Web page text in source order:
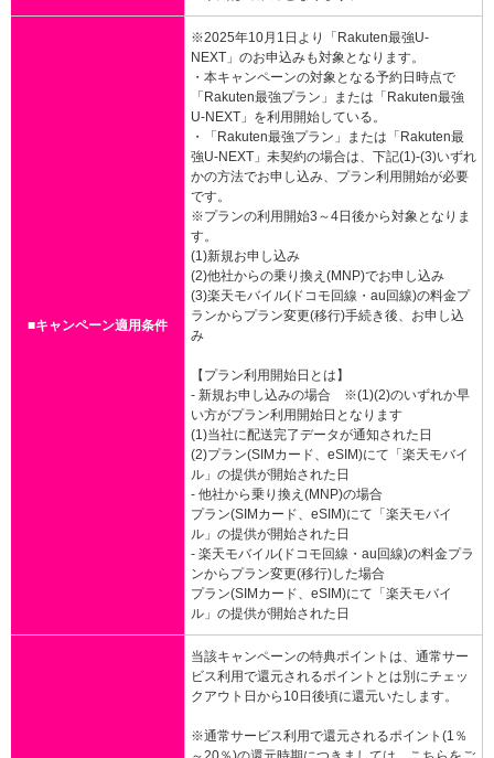
■キャンペーン適用条件
※2025年10月1日より「Rakuten最強U-
NEXT」のお申込みも対象となります。
・本キャンペーンの対象となる予約日時点で
「Rakuten最強プラン」または「Rakuten最強
U-NEXT」を利用開始している。
・「Rakuten最強プラン」または「Rakuten最
強U-NEXT」未契約の場合は、下記(1)-(3)いずれ
かの方法でお申し込み、プラン利用開始が必要
です。
※プランの利用開始3～4日後から対象となりま
す。
(1)新規お申し込み
(2)他社からの乗り換え(MNP)でお申し込み
(3)楽天モバイル(ドコモ回線・au回線)の料金プ
ランからプラン変更(移行)手続き後、お申し込
み
【プラン利用開始日とは】
- 新規お申し込みの場合 ※(1)(2)のいずれか早
い方がプラン利用開始日となります
(1)当社に配送完了データが通知された日
(2)プラン(SIMカード、eSIM)にて「楽天モバイ
ル」の提供が開始された日
- 他社から乗り換え(MNP)の場合
プラン(SIMカード、eSIM)にて「楽天モバイ
ル」の提供が開始された日
- 楽天モバイル(ドコモ回線・au回線)の料金プラ
ンからプラン変更(移行)した場合
プラン(SIMカード、eSIM)にて「楽天モバイ
ル」の提供が開始された日
当該キャンペーンの特典ポイントは、通常サー
ビス利用で還元されるポイントとは別にチェッ
クアウト日から10日後頃に還元いたします。
※通常サービス利用で還元されるポイント(1％